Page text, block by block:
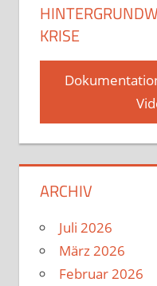
KRISE
ARCHIV
Juli 2026
März 2026
Februar 2026